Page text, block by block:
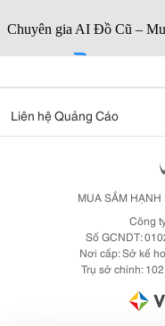
Liên hệ Quảng Cáo
MUA SẮM
Công
Số GCNDT:
Nơi cấp: Sở kế
Trụ sở chính: